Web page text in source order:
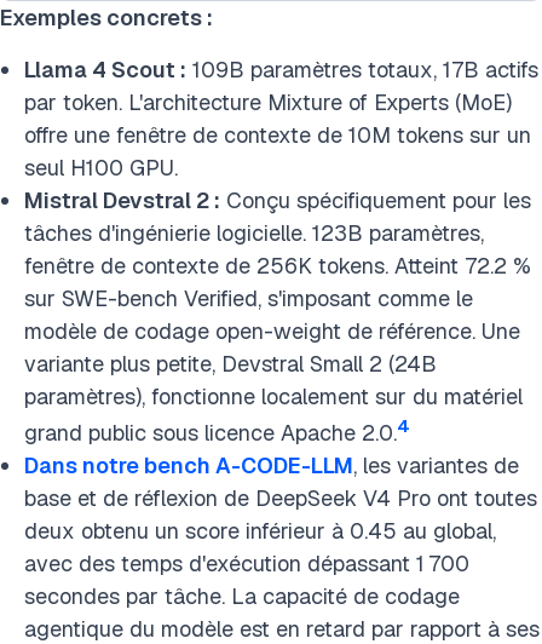
Exemples concrets :
Llama 4 Scout : 109B paramètres totaux, 17B actifs
par token. L'architecture Mixture of Experts (MoE)
offre une fenêtre de contexte de 10M tokens sur un
seul H100 GPU.
Mistral Devstral 2 : Conçu spécifiquement pour les
tâches d'ingénierie logicielle. 123B paramètres,
fenêtre de contexte de 256K tokens. Atteint 72.2 %
sur SWE-bench Verified, s'imposant comme le
modèle de codage open-weight de référence. Une
variante plus petite, Devstral Small 2 (24B
paramètres), fonctionne localement sur du matériel
grand public sous licence Apache 2.0.4
Dans notre bench A-CODE-LLM, les variantes de
base et de réflexion de DeepSeek V4 Pro ont toutes
deux obtenu un score inférieur à 0.45 au global,
avec des temps d'exécution dépassant 1 700
secondes par tâche. La capacité de codage
agentique du modèle est en retard par rapport à ses